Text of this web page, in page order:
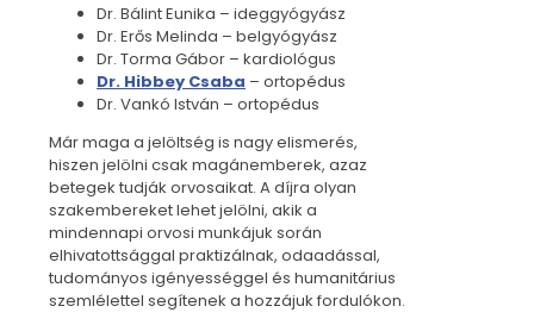
Dr. Bálint Eunika – ideggyógyász
Dr. Erős Melinda – belgyógyász
Dr. Torma Gábor – kardiológus
Dr. Hibbey Csaba – ortopédus
Dr. Vankó István – ortopédus
Már maga a jelöltség is nagy elismerés,
hiszen jelölni csak magánemberek, azaz
betegek tudják orvosaikat. A díjra olyan
szakembereket lehet jelölni, akik a
mindennapi orvosi munkájuk során
elhivatottsággal praktizálnak, odaadással,
tudományos igényességgel és humanitárius
szemlélettel segítenek a hozzájuk fordulókon.